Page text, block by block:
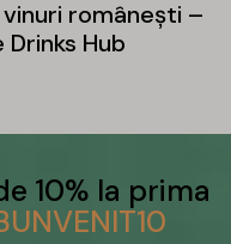
românești –
Hub
10% la prima